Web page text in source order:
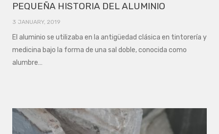
PEQUEÑA HISTORIA DEL ALUMINIO
3 JANUARY, 2019
El aluminio se utilizaba en la antigüedad clásica en tintorería y
medicina bajo la forma de una sal doble, conocida como
alumbre…